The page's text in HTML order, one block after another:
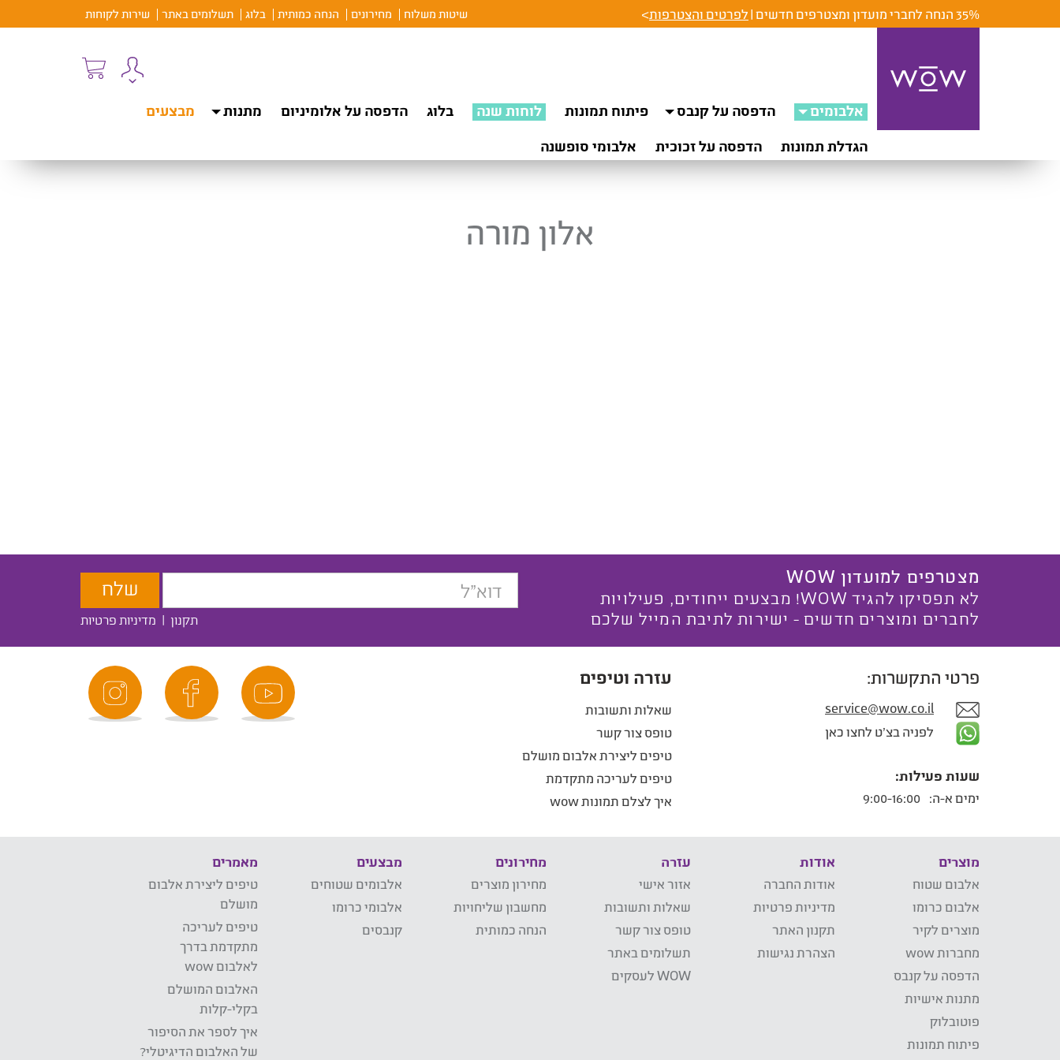
35% הנחה לחברי מועדון ומצטרפים חדשים | לפרטים והצטרפות> שיטות משלוח מחירונים הנחה כמותית בלוג תשלומים באתר שירות לקוחות
אלבומים הדפסה על קנבס פיתוח תמונות לוחות שנה בלוג הדפסה על אלומיניום מתנות
מבצעים
הגדלת תמונות
הדפסה על זכוכית אלבומי סופשנה
אלון מורה
מצטרפים למועדון WOW
לא תפסיקו להגיד WOW! מבצעים ייחודים, פעילויות
לחברים ומוצרים חדשים - ישירות לתיבת המייל שלכם
תקנון | מדיניות פרטיות
פרטי התקשרות:
service@wow.co.il
לפניה בצ'ט לחצו כאן
שעות פעילות:
ימים א-ה:
עזרה וטיפים
שאלות ותשובות
טופס צור קשר
טיפים ליצירת אלבום מושלם
טיפים לעריכה מתקדמת
איך לצלם תמונות wow
מוצרים
אלבום שטוח
אלבום כרומו
מוצרים לקיר
מחברות wow
הדפסה על קנבס
מתנות אישיות
פוטובלוק
פיתוח תמונות
אודות
אודות החברה
מדיניות פרטיות
תקנון האתר
הצהרת נגישות
עזרה
אזור אישי
שאלות ותשובות
טופס צור קשר
תשלומים באתר
WOW לעסקים
מחירונים
מחירון מוצרים
מחשבון שליחויות
הנחה כמותית
מבצעים
אלבומים שטוחים
אלבומי כרומו
קנבסים
מאמרים
טיפים ליצירת אלבום
מושלם
טיפים לעריכה
מתקדמת בדרך
לאלבום wow
האלבום המושלם
בקלי-קלות
איך לספר את הסיפור
של האלבום הדיגיטלי?